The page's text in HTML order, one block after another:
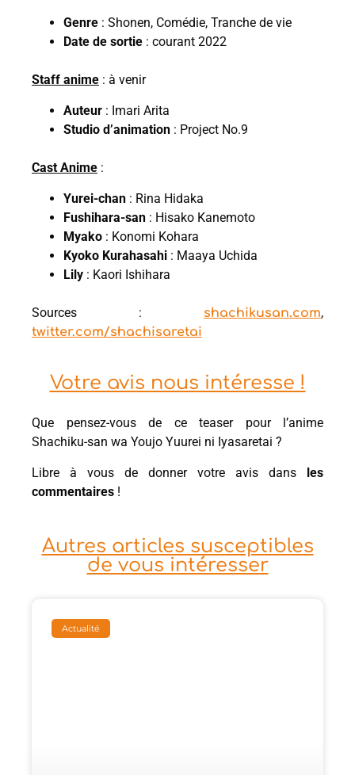
Genre : Shonen, Comédie, Tranche de vie
Date de sortie : courant 2022
Staff anime : à venir
Auteur : Imari Arita
Studio d’animation : Project No.9
Cast Anime :
Yurei-chan : Rina Hidaka
Fushihara-san : Hisako Kanemoto
Myako : Konomi Kohara
Kyoko Kurahasahi : Maaya Uchida
Lily : Kaori Ishihara
Sources : shachikusan.com,
twitter.com/shachisaretai
Votre avis nous intéresse !
Que pensez-vous de ce teaser pour l’anime
Shachiku-san wa Youjo Yuurei ni Iyasaretai ?
Libre à vous de donner votre avis dans
les
commentaires !
Autres articles susceptibles
de vous intéresser
Actualité